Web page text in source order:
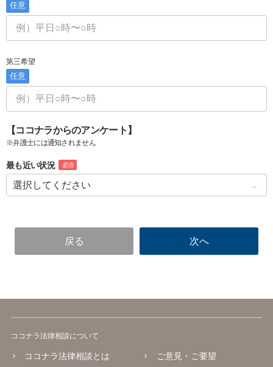
任意
第三希望
任意
【ココナラからのアンケート】
※弁護士には通知されません
最も近い状況 必須
ココナラ法律相談について
ココナラ法律相談とは
ご意見・ご要望